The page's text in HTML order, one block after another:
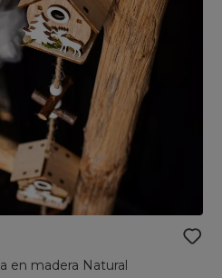
en madera Natural